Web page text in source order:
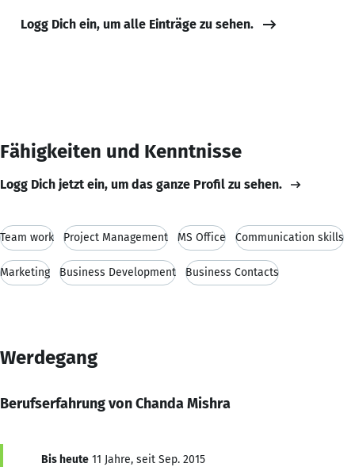
Logg Dich ein, um alle Einträge zu sehen.
Fähigkeiten und Kenntnisse
Logg Dich jetzt ein, um das ganze Profil zu sehen.
Team work Project Management MS Office Communication skills
Marketing Business Development Business Contacts
Werdegang
Berufserfahrung von Chanda Mishra
Bis heute 11 Jahre, seit Sep. 2015